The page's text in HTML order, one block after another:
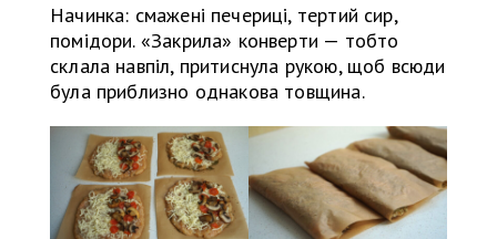
Начинка: смажені печериці, тертий сир,
помідори. «Закрила» конверти — тобто
склала навпіл, притиснула рукою, щоб всюди
була приблизно однакова товщина.